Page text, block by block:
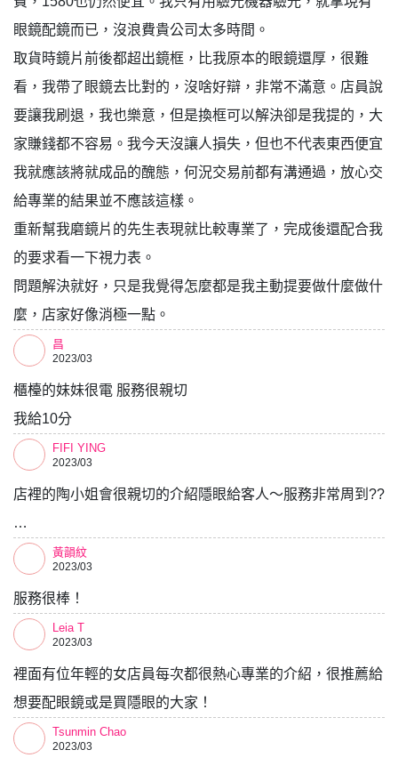
眼鏡配鏡而已，沒浪費貴公司太多時間。
取貨時鏡片前後都超出鏡框，比我原本的眼鏡還厚，很難
看，我帶了眼鏡去比對的，沒啥好辯，非常不滿意。店員說
要讓我刷退，我也樂意，但是換框可以解決卻是我提的，大
家賺錢都不容易。我今天沒讓人損失，但也不代表東西便宜
我就應該將就成品的醜態，何況交易前都有溝通過，放心交
給專業的結果並不應該這樣。
重新幫我磨鏡片的先生表現就比較專業了，完成後還配合我
的要求看一下視力表。
問題解決就好，只是我覺得怎麼都是我主動提要做什麼做什
麼，店家好像消極一點。
昌
2023/03
櫃檯的妹妹很電 服務很親切
我給10分
FIFI YING
2023/03
店裡的陶小姐會很親切的介紹隱眼給客人～服務非常周到??
…
黃韻紋
2023/03
服務很棒！
Leia T
2023/03
裡面有位年輕的女店員每次都很熱心專業的介紹，很推薦給
想要配眼鏡或是買隱眼的大家！
Tsunmin Chao
2023/03